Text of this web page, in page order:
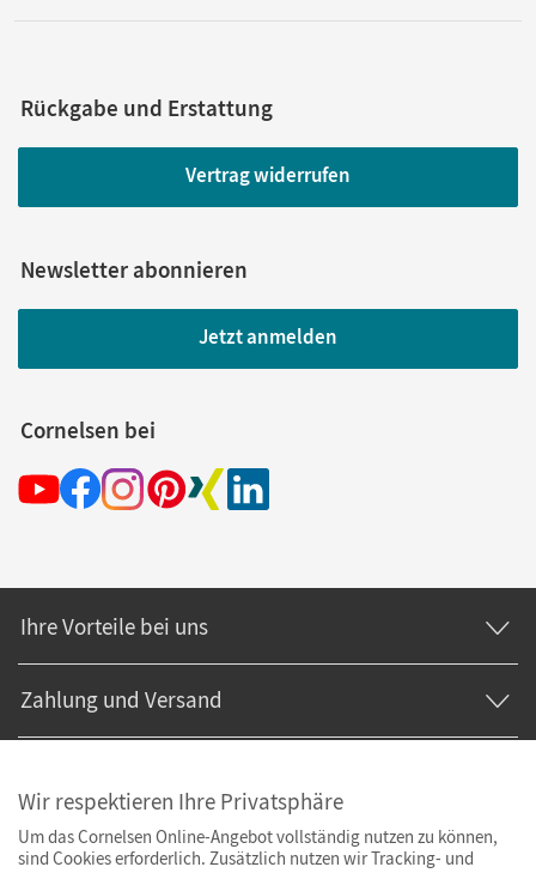
Rückgabe und Erstattung
Vertrag widerrufen
Newsletter abonnieren
Jetzt anmelden
Cornelsen bei
Ihre Vorteile bei uns
Zahlung und Versand
Wir respektieren Ihre Privatsphäre
Um das Cornelsen Online-Angebot vollständig nutzen zu können,
sind Cookies erforderlich. Zusätzlich nutzen wir Tracking- und